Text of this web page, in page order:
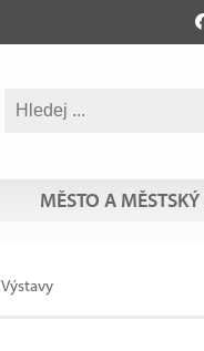
MĚSTO A
Výstavy